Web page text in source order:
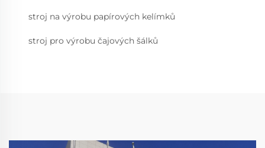
stroj na výrobu papírových kelímků
stroj pro výrobu čajových šálků